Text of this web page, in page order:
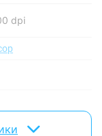
dpi